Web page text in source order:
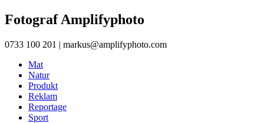
FotografAmplifyphoto
0733 100 201 | markus@amplifyphoto.com
Mat
Natur
Produkt
Reklam
Reportage
Sport